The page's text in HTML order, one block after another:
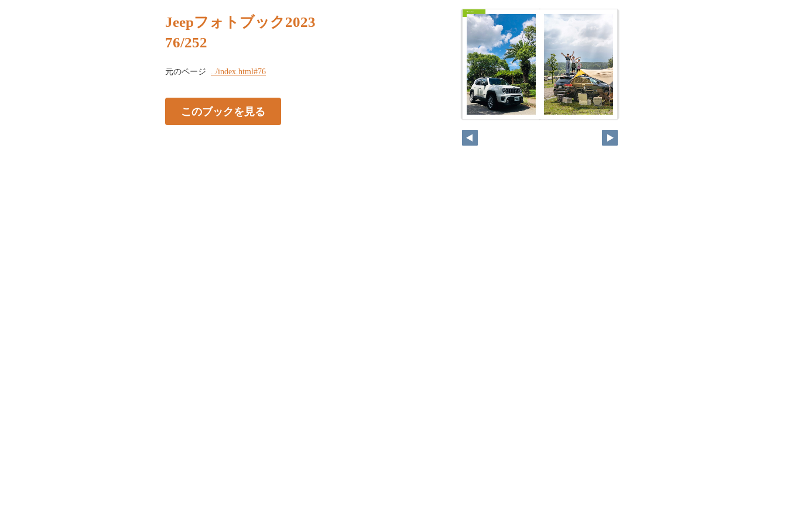
Jeepフォトブック2023
76/252
元のページ ../index.html#76
このブックを見る